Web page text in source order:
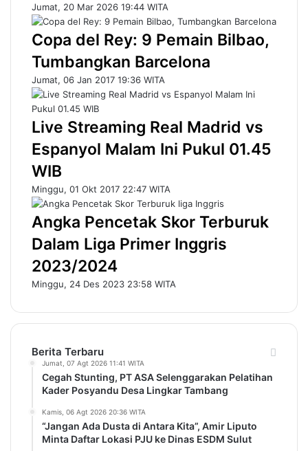
Jumat, 20 Mar 2026 19:44 WITA
Copa del Rey: 9 Pemain Bilbao,
Tumbangkan Barcelona
Jumat, 06 Jan 2017 19:36 WITA
Live Streaming Real Madrid vs
Espanyol Malam Ini Pukul 01.45
WIB
Minggu, 01 Okt 2017 22:47 WITA
Angka Pencetak Skor Terburuk
Dalam Liga Primer Inggris
2023/2024
Minggu, 24 Des 2023 23:58 WITA
Berita Terbaru
Jumat, 07 Agt 2026 11:41 WITA
Cegah Stunting, PT ASA Selenggarakan Pelatihan
Kader Posyandu Desa Lingkar Tambang
Kamis, 06 Agt 2026 20:36 WITA
“Jangan Ada Dusta di Antara Kita”, Amir Liputo
Minta Daftar Lokasi PJU ke Dinas ESDM Sulut